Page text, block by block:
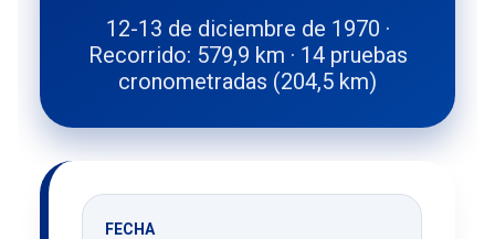
12-13 de diciembre de 1970 ·
Recorrido: 579,9 km · 14 pruebas
cronometradas (204,5 km)
FECHA